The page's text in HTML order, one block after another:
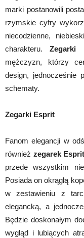
marki postanowili
rzymskie cyfry
niecodzienne,
charakteru.Zegarki
mężczyzn, którzy
design, jednocześnie
schematy.
Zegarki Esprit
Fanom elegancji w
również zegarek
przede wszystkim
Posiada on okrągłą
w zestawieniu z
elegancką, a
Będzie doskonałym
wygląd i lubiących